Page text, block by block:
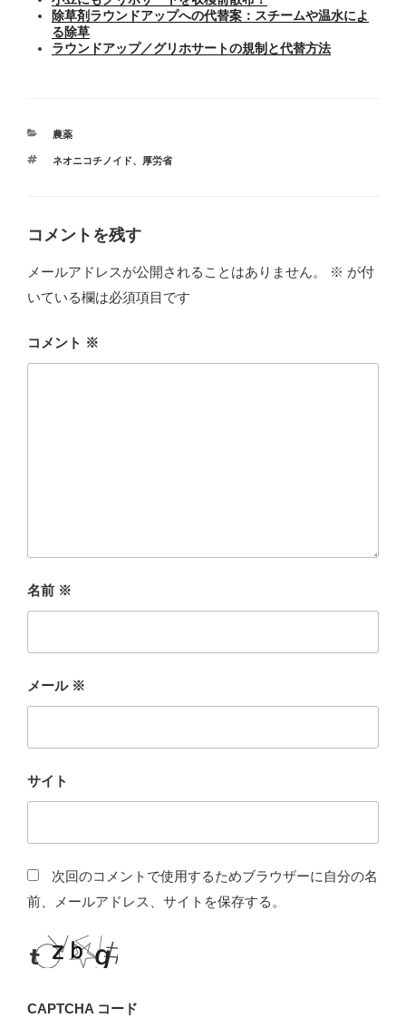
除草剤ラウンドアップへの代替案：スチームや温水によ
る除草
ラウンドアップ／グリホサートの規制と代替方法
カ
ゴ
農薬
タ
ネオニコチノイド、 厚労省
コメントを残す
メールアドレスが公開されることはありません。 ※ が付
いている欄は必須項目です
コメント ※
名前 ※
メール ※
サイト
次回のコメントで使用するためブラウザーに自分の名
前、メールアドレス、サイトを保存する。
CAPTCHA コード